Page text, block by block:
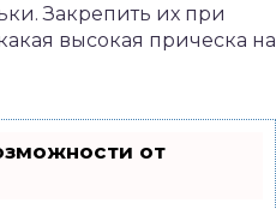
Закрепить их при
высокая прическа на
от